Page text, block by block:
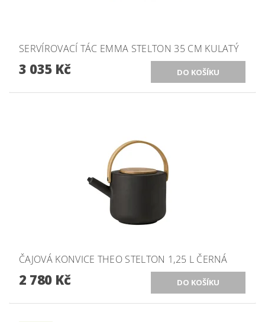
SERVÍROVACÍ TÁC EMMA STELTON 35 CM KULATÝ
3 035 Kč
ČAJOVÁ KONVICE THEO STELTON 1,25 L ČERNÁ
2 780 Kč